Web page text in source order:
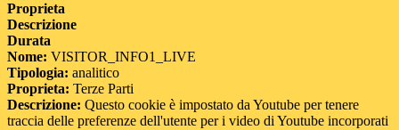
Proprieta
Descrizione
Durata
Nome: VISITOR_INFO1_LIVE
Tipologia: analitico
Proprieta: Terze Parti
Descrizione: Questo cookie è impostato da Youtube per tenere
traccia delle preferenze dell'utente per i video di Youtube incorporati